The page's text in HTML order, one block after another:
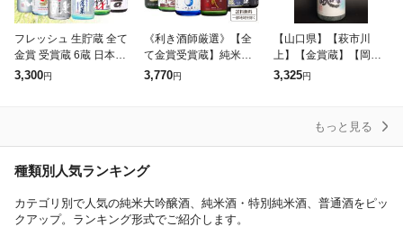
フレッシュ 生貯蔵 全て
金賞 受賞蔵 6蔵 日本酒
地酒 飲み比べ 300ml 6
3,300円
《利き酒師厳選》【全
て金賞受賞蔵】純米大
吟醸 にごり酒 入り 純
3,770円
【山口県】【萩市川
上】【金賞蔵】【岡崎
酒造場】【長門峡】純
3,325円
もっと見る
種類別人気ランキング
カテゴリ別で人気の純米大吟醸酒、純米酒・特別純米酒、普通酒をピッ
クアップ。ランキング形式でご紹介します。